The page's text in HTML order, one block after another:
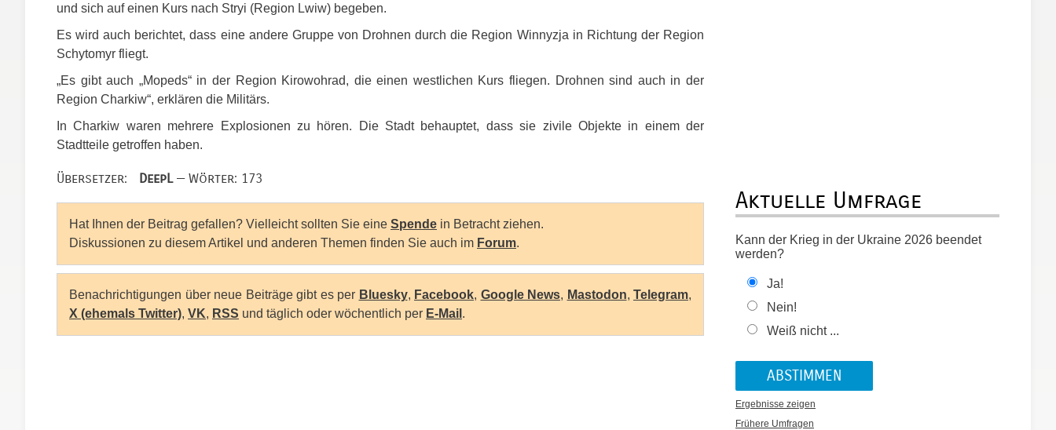
und sich auf einen Kurs nach Stryi (Region Lwiw) begeben.
Es wird auch berichtet, dass eine andere Gruppe von Drohnen durch die Region Winnyzja in Richtung der Region
Schytomyr fliegt.
„Es gibt auch „Mopeds“ in der Region Kirowohrad, die einen westlichen Kurs fliegen. Drohnen sind auch in der
Region Charkiw“, erklären die Militärs.
In Charkiw waren mehrere Explosionen zu hören. Die Stadt behauptet, dass sie zivile Objekte in einem der
Stadtteile getroffen haben.
Übersetzer: DeepL— Wörter: 173
Hat Ihnen der Beitrag gefallen? Vielleicht sollten Sie eine Spende in Betracht ziehen.
Diskussionen zu diesem Artikel und anderen Themen finden Sie auch im Forum.
Benachrichtigungen über neue Beiträge gibt es per Bluesky, Facebook, Google News, Mastodon, Telegram,
X (ehemals Twitter), VK, RSS und täglich oder wöchentlich per E-Mail .
Aktuelle Umfrage
Kann der Krieg in der Ukraine 2026 beendet
werden?
Ja!
Nein!
Weiß nicht ...
Ergebnisse zeigen
Frühere Umfragen